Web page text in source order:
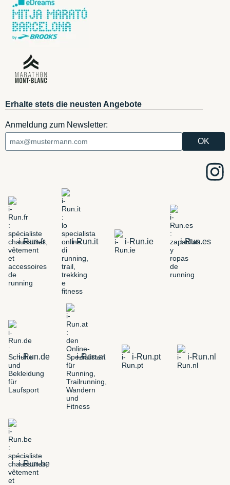
Erhalte stets die neusten Angebote
Anmeldung zum Newsletter:
i-Run.fr i-Run.it i-Run.ie i-Run.es
i-Run.de i-Run.at i-Run.pt i-Run.nl
i-Run.be